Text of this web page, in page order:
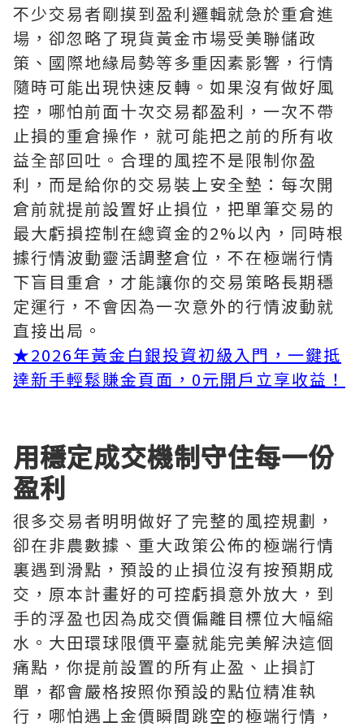
不少交易者剛摸到盈利邏輯就急於重倉進
場，卻忽略了現貨黃金市場受美聯儲政
策、國際地緣局勢等多重因素影響，行情
隨時可能出現快速反轉。如果沒有做好風
控，哪怕前面十次交易都盈利，一次不帶
止損的重倉操作，就可能把之前的所有收
益全部回吐。合理的風控不是限制你盈
利，而是給你的交易裝上安全墊：每次開
倉前就提前設置好止損位，把單筆交易的
最大虧損控制在總資金的2%以內，同時根
據行情波動靈活調整倉位，不在極端行情
下盲目重倉，才能讓你的交易策略長期穩
定運行，不會因為一次意外的行情波動就
直接出局。
★2026年黃金白銀投資初級入門，一鍵抵
達新手輕鬆賺金頁面，0元開戶立享收益！
用穩定成交機制守住每一份
盈利
很多交易者明明做好了完整的風控規劃，
卻在非農數據、重大政策公佈的極端行情
裏遇到滑點，預設的止損位沒有按預期成
交，原本計畫好的可控虧損意外放大，到
手的浮盈也因為成交價偏離目標位大幅縮
水。大田環球限價平臺就能完美解決這個
痛點，你提前設置的所有止盈、止損訂
單，都會嚴格按照你預設的點位精准執
行，哪怕遇上金價瞬間跳空的極端行情，